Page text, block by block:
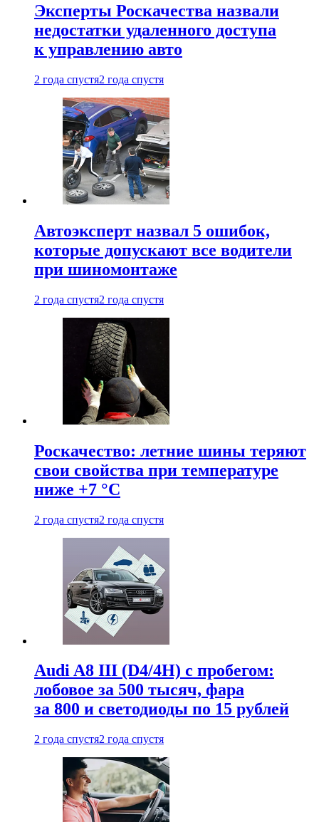
Эксперты Роскачества назвали
недостатки удаленного доступа
к управлению авто
2 года спустя2 года спустя
Автоэксперт назвал 5 ошибок,
которые допускают все водители
при шиномонтаже
2 года спустя2 года спустя
Роскачество: летние шины теряют
свои свойства при температуре
ниже +7 °C
2 года спустя2 года спустя
Audi A8 III (D4/4H) c пробегом:
лобовое за 500 тысяч, фара
за 800 и светодиоды по 15 рублей
2 года спустя2 года спустя